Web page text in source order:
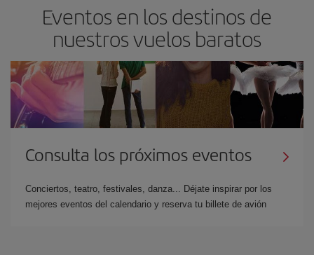
Eventos en los destinos de
nuestros vuelos baratos
Consulta los próximos eventos
Conciertos, teatro, festivales, danza... Déjate inspirar por los
mejores eventos del calendario y reserva tu billete de avión